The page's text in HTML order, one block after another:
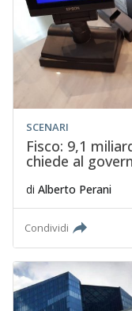
SCENARI
Fisco: 9,1
chiede al
di Alberto Perani
Condividi